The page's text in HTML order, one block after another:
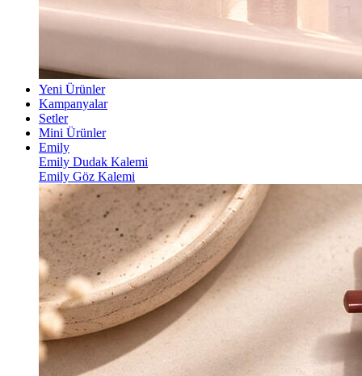
Yeni Ürünler
Kampanyalar
Setler
Mini Ürünler
Emily
Emily Dudak Kalemi
Emily Göz Kalemi